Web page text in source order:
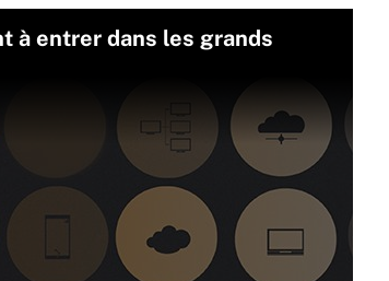
à entrer dans les grands